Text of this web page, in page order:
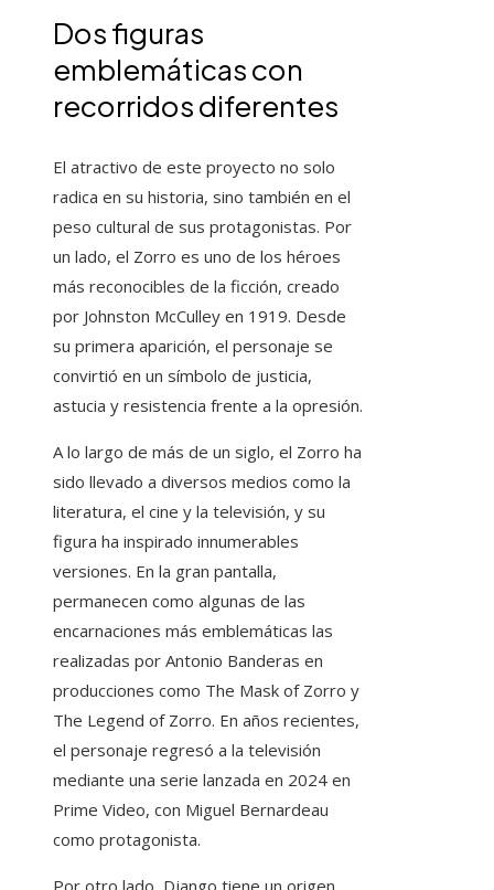
Dos figuras
emblemáticas con
recorridos diferentes
El atractivo de este proyecto no solo
radica en su historia, sino también en el
peso cultural de sus protagonistas. Por
un lado, el Zorro es uno de los héroes
más reconocibles de la ficción, creado
por Johnston McCulley en 1919. Desde
su primera aparición, el personaje se
convirtió en un símbolo de justicia,
astucia y resistencia frente a la opresión.
A lo largo de más de un siglo, el Zorro ha
sido llevado a diversos medios como la
literatura, el cine y la televisión, y su
figura ha inspirado innumerables
versiones. En la gran pantalla,
permanecen como algunas de las
encarnaciones más emblemáticas las
realizadas por Antonio Banderas en
producciones como The Mask of Zorro y
The Legend of Zorro. En años recientes,
el personaje regresó a la televisión
mediante una serie lanzada en 2024 en
Prime Video, con Miguel Bernardeau
como protagonista.